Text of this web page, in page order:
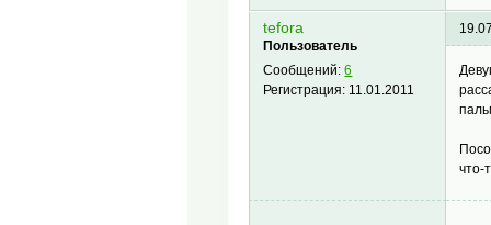
tefora
Пользователь
Сообщений:6
Регистрация: 11.01.2011
что-